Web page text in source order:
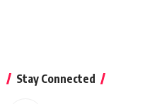
Stay Connected